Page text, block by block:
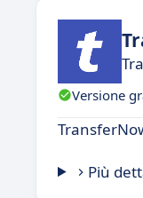
Versione
Più